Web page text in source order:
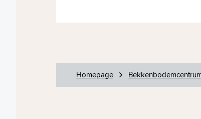
Homepage